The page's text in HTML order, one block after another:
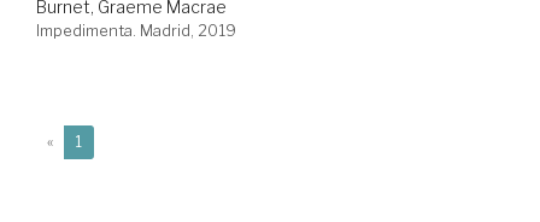
Burnet, Graeme Macrae
Impedimenta. Madrid, 2019
« 1